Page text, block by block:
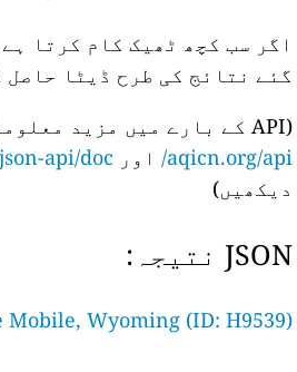
اگر سب کچھ ٹھیک کام کرتا
گئے نتائج کی طرح ڈیٹا حاصل
(API کے بارے میں مزید معلومات کے لیے،
aqicn.org/api/
اور api/doc/
دیکھیں)
JSON نتیجہ:
Mobile, Wyoming (ID: H9539)